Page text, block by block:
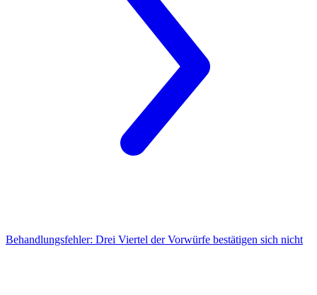
Behandlungsfehler: Drei Viertel der Vorwürfe bestätigen sich nicht